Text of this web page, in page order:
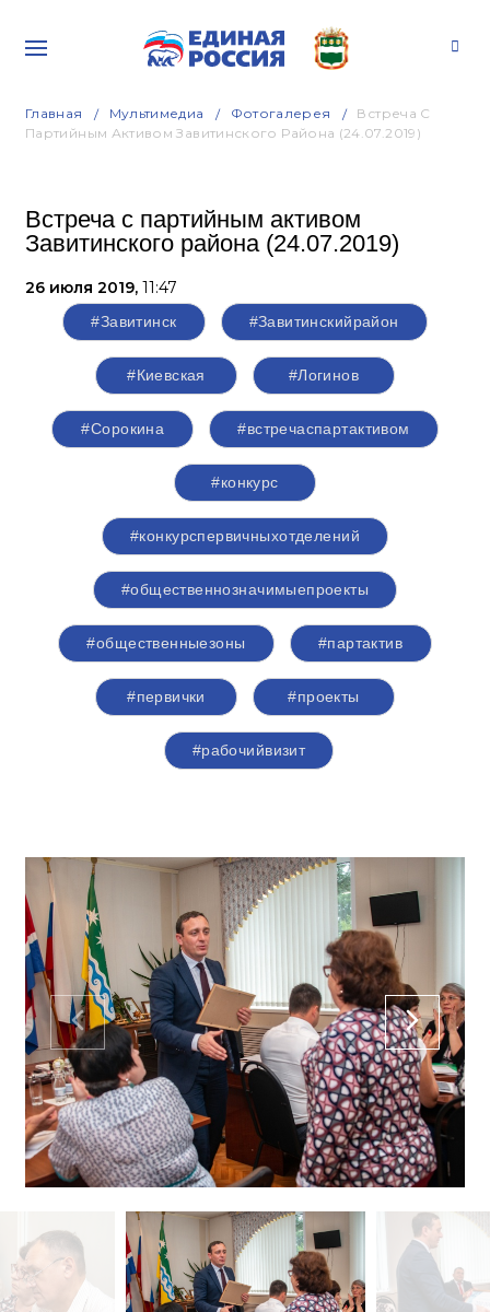
Главная Мультимедиа Фотогалерея
Встреча С
Партийным Активом Завитинского Района (24.07.2019)
Встреча с партийным активом
Завитинского района (24.07.2019)
26 июля 2019, 11:47
#Завитинск #Завитинскийрайон
#Киевская #Логинов
#Сорокина #встречаспартактивом
#конкурс
#конкурспервичныхотделений
#общественнозначимыепроекты
#общественныезоны #партактив
#первички #проекты
#рабочийвизит